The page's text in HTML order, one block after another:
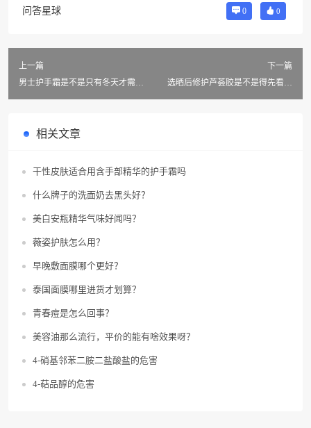
问答星球 0 0
上一篇
男士护手霜是不是只有冬天才需
下一篇
选晒后修护芦荟胶是不是得先看成
相关文章
干性皮肤适合用含手部精华的护手霜吗
什么牌子的洗面奶去黑头好？
美白安瓶精华气味好闻吗？
薇姿护肤怎么用？
早晚敷面膜哪个更好？
泰国面膜哪里进货才划算？
青春痘是怎么回事？
美容油那么流行，平价的能有啥效果呀？
4-硝基邻苯二胺二盐酸盐的危害
4-萜品醇的危害